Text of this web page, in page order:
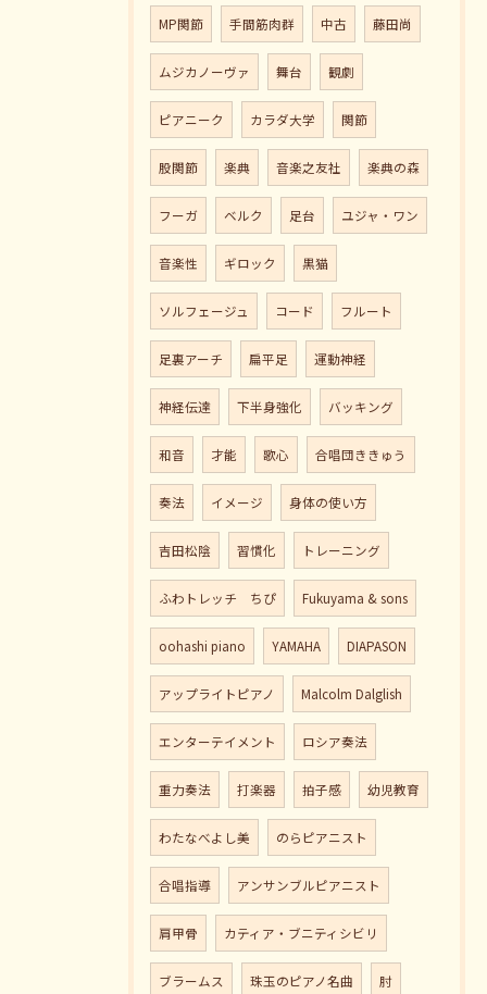
MP関節 手間筋肉群 中古 藤田尚
ムジカノーヴァ 舞台 観劇
ピアニーク カラダ大学 関節
股関節 楽典 音楽之友社 楽典の森
フーガ ベルク 足台 ユジャ・ワン
音楽性 ギロック 黒猫
ソルフェージュ コード フルート
足裏アーチ 扁平足 運動神経
神経伝達 下半身強化 バッキング
和音 才能 歌心 合唱団ききゅう
奏法 イメージ 身体の使い方
吉田松陰 習慣化 トレーニング
ふわトレッチ ちぴ Fukuyama & sons
oohashi piano YAMAHA DIAPASON
アップライトピアノ Malcolm Dalglish
エンターテイメント ロシア奏法
重力奏法 打楽器 拍子感 幼児教育
わたなべよし美 のらピアニスト
合唱指導 アンサンブルピアニスト
肩甲骨 カティア・ブニティシビリ
ブラームス 珠玉のピアノ名曲 肘